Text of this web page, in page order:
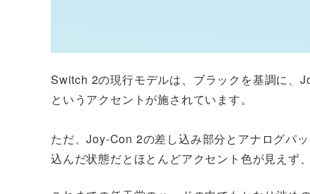
Switch 2の現行モデルは、ブラックを基調に、
というアクセントが施されています。
ただ、Joy-Con 2の差し込み部分とアナログパ
込んだ状態だとほとんどアクセント色が見えず、